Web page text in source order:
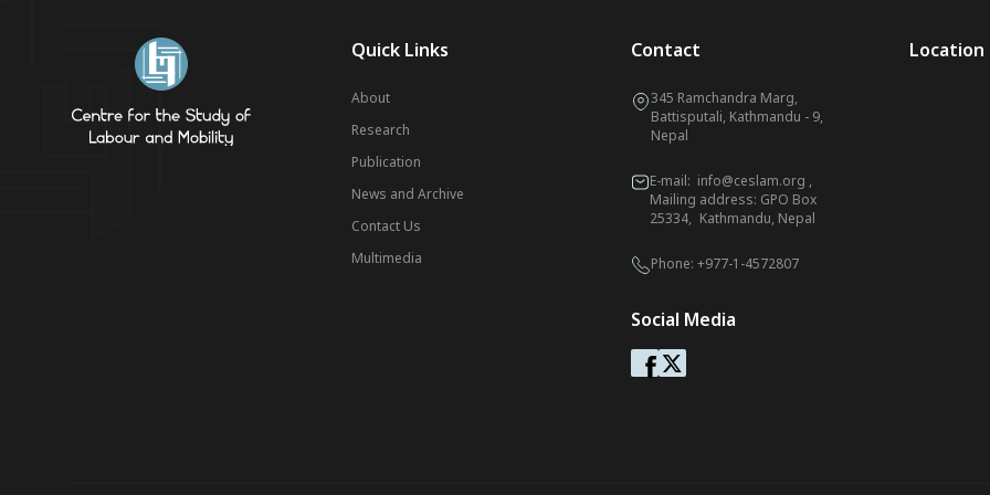
Quick Links
About
Research
Publication
News and Archive
Contact Us
Multimedia
Contact
345 Ramchandra Marg,
Battisputali, Kathmandu - 9,
Nepal
E-mail: info@ceslam.org ,
Mailing address: GPO Box
25334, Kathmandu, Nepal
Phone: +977-1-4572807
Social Media
Location